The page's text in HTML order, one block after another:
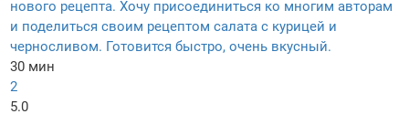
нового рецепта. Хочу присоединиться ко многим авторам
и поделиться своим рецептом салата с курицей и
черносливом. Готовится быстро, очень вкусный.
30 мин
2
5.0